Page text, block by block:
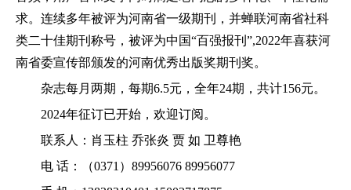
求。连续多年被评为河南省一级期刊，并蝉联河南省社科
类二十佳期刊称号，被评为中国“百强报刊”,2022年喜获河
南省委宣传部颁发的河南优秀出版奖期刊奖。
杂志每月两期，每期6.5元，全年24期，共计156元。
2024年征订已开始，欢迎订阅。
联系人：肖玉柱 乔张炎 贾 如 卫尊艳
电 话：（0371）89956076 89956077